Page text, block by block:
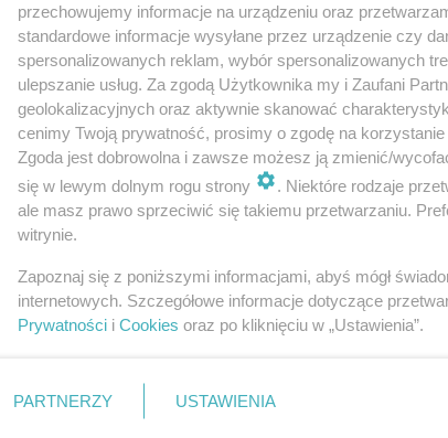
reprezentować Polskę na Eurowizji
przechowujemy informacje na urządzeniu oraz
standardowe informacje wysyłane przez urządzenie czy
spersonalizowanych reklam, wybór spersonalizowanych
ulepszanie usług. Za zgodą Użytkownika my i Zaufani
geolokalizacyjnych oraz aktywnie skanować
cenimy Twoją prywatność, prosimy o zgodę na
Zgoda jest dobrowolna i zawsze możesz ją zmienić/
się w lewym dolnym rogu strony
. Niektóre rodzaje
ale masz prawo sprzeciwić się takiemu przetwarzaniu.
witrynie.
Zapoznaj się z poniższymi informacjami, abyś mógł
internetowych. Szczegółowe informacje dotyczące
Prywatności i Cookies oraz po kliknięciu w „Ustawienia”.
PARTNERZY USTAWIENIA